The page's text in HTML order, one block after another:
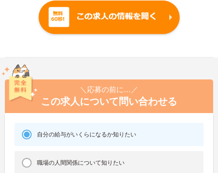
＼応募の前に…／
この求人について問い合わせる
自分の給与がいくらになるか知りたい
職場の人間関係について知りたい